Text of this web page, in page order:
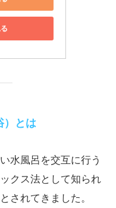
）とは
水風呂を交互に行う
クス法として知られ
されてきました。